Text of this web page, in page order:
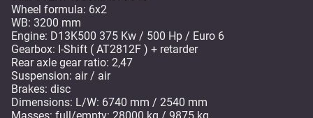
Wheel formula: 6x2
WB: 3200 mm
Engine: D13K500 375 Kw / 500 Hp / Euro 6
Gearbox: I-Shift ( AT2812F ) + retarder
Rear axle gear ratio: 2,47
Suspension: air / air
Brakes: disc
Dimensions: L/W: 6740 mm / 2540 mm